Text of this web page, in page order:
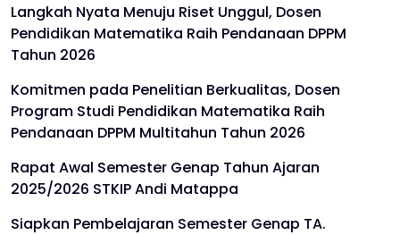
Langkah Nyata Menuju Riset Unggul, Dosen
Pendidikan Matematika Raih Pendanaan DPPM
Tahun 2026
Komitmen pada Penelitian Berkualitas, Dosen
Program Studi Pendidikan Matematika Raih
Pendanaan DPPM Multitahun Tahun 2026
Rapat Awal Semester Genap Tahun Ajaran
2025/2026 STKIP Andi Matappa
Siapkan Pembelajaran Semester Genap TA.